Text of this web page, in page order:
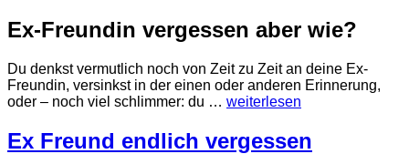
Ex-Freundin vergessen aber wie?
Du denkst vermutlich noch von Zeit zu Zeit an deine Ex-
Freundin, versinkst in der einen oder anderen Erinnerung,
oder – noch viel schlimmer: du … weiterlesen
Ex Freund endlich vergessen